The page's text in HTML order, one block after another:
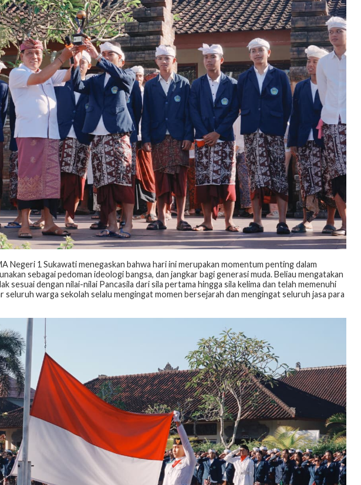
Negeri 1 Sukawati menegaskan bahwa hari ini merupakan momentum penting dalam
sebagai pedoman ideologi bangsa, dan jangkar bagi generasi muda. Beliau mengatakan
sesuai dengan nilai-nilai Pancasila dari sila pertama hingga sila kelima dan telah memenuhi
seluruh warga sekolah selalu mengingat momen bersejarah dan mengingat seluruh jasa para